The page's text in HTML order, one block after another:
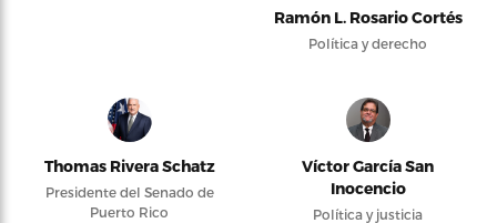
Ramón L. Rosario Cortés
Política y derecho
Thomas Rivera Schatz
Presidente del Senado de
Puerto Rico
Víctor García San
Inocencio
Política y justicia